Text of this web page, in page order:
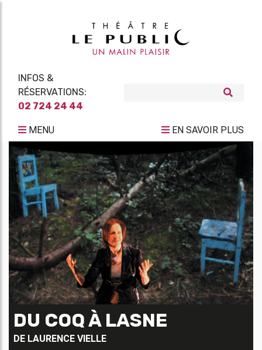
INFOS &
RÉSERVATIONS:
02 724 24 44
MENU EN SAVOIR PLUS
DU COQ À LASNE
DE LAURENCE VIELLE